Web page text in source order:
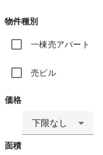
物件種別
一棟売アパート
売ビル
価格
下限なし
面積